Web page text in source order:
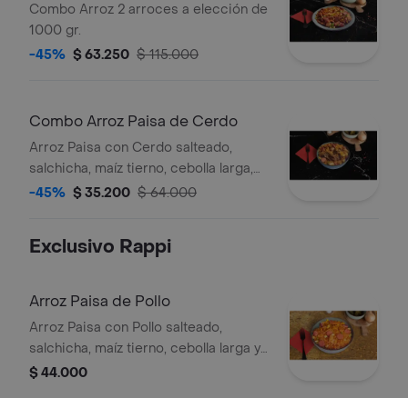
Combo Arroz 2 arroces a elección de
1000 gr.
-45% $ 63.250 $ 115.000
Combo Arroz Paisa de Cerdo
Arroz Paisa con Cerdo salteado,
salchicha, maíz tierno, cebolla larga,
plátano maduro, soya hondashi de
-45% $ 35.200 $ 64.000
Exclusivo Rappi
Arroz Paisa de Pollo
Arroz Paisa con Pollo salteado,
salchicha, maíz tierno, cebolla larga y
plátano maduro.
$ 44.000